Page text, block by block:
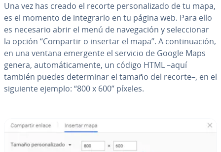
Una vez has creado el recorte pe­r­so­na­li­za­do de tu mapa,
es el momento de in­te­grar­lo en tu página web. Para ello
es necesario abrir el menú de na­ve­ga­ción y se­le­c­cio­nar
la opción “Compartir o insertar el mapa”. A co­n­ti­nua­ción,
en una ventana emergente el servicio de Google Maps
genera, au­to­má­ti­ca­me­n­te, un código HTML –aquí
también puedes de­te­r­mi­nar el tamaño del recorte–, en el
siguiente ejemplo: “800 x 600” píxeles.